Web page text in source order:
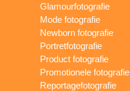
Glamourfotografie
Mode fotografie
Newborn fotografie
Portretfotografie
Product fotografie
Promotionele fotografie
Reportagefotografie